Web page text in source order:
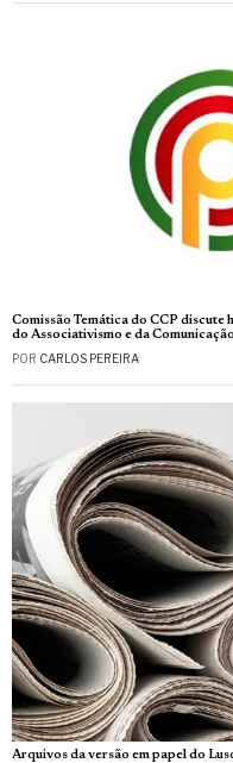
Comissão Temática do CCP discute
do Associativismo e da
POR CARLOS PEREIRA
Arquivos da versão em papel do